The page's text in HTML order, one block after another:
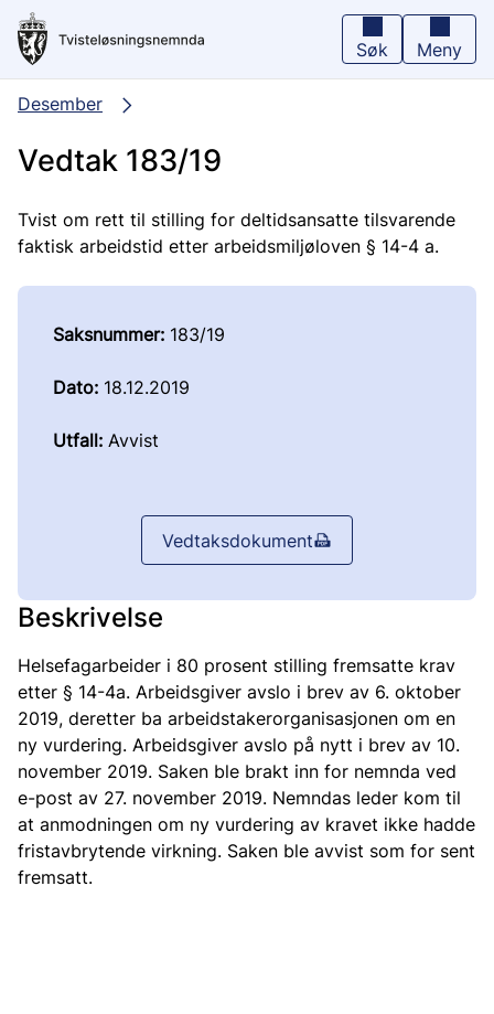
Hopp
hovedinnhold
Søk Meny
Desember
Vedtak 183/19
Tvist om rett til stilling for deltidsansatte tilsvarende
faktisk arbeidstid etter arbeidsmiljøloven § 14-4 a.
Saksnummer: 183/19
Dato: 18.12.2019
Utfall: Avvist
Vedtaksdokument
Beskrivelse
Helsefagarbeider i 80 prosent stilling fremsatte krav
etter § 14-4a. Arbeidsgiver avslo i brev av 6. oktober
2019, deretter ba arbeidstakerorganisasjonen om en
ny vurdering. Arbeidsgiver avslo på nytt i brev av 10.
november 2019. Saken ble brakt inn for nemnda ved
e-post av 27. november 2019. Nemndas leder kom til
at anmodningen om ny vurdering av kravet ikke hadde
fristavbrytende virkning. Saken ble avvist som for sent
fremsatt.